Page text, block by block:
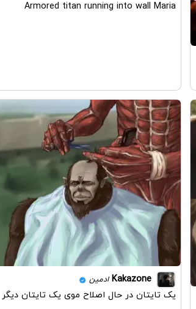
Armored titan running into wall Maria
Kakazone ادمین
یک تایتان در حال اصلاح موی یک تایتان دیگر